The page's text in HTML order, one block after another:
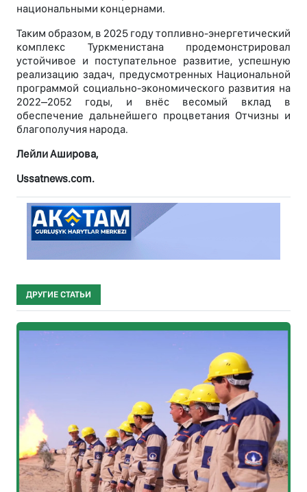
национальными концернами.
Таким образом, в 2025 году топливно-энергетический
комплекс Туркменистана продемонстрировал
устойчивое и поступательное развитие, успешную
реализацию задач, предусмотренных Национальной
программой социально-экономического развития на
2022–2052 годы, и внёс весомый вклад в
обеспечение дальнейшего процветания Отчизны и
благополучия народа.
Лейли Аширова,
Ussatnews.com.
ДРУГИЕ СТАТЬИ